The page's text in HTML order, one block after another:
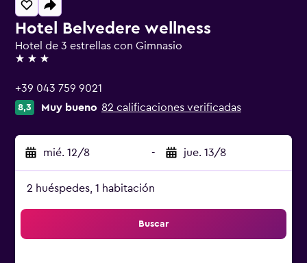
Hotel Belvedere wellness
Hotel de 3 estrellas con Gimnasio
3 estrellas
+39 043 759 9021
8,3 Muy bueno 82 calificaciones verificadas
mié. 12/8 - jue. 13/8
2 huéspedes, 1 habitación
Buscar